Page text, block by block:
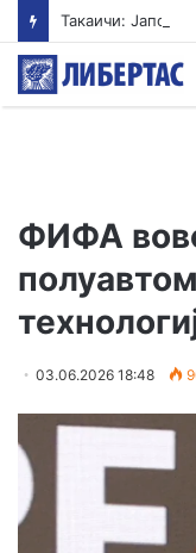
ФИФА
03.06.2026 18:48